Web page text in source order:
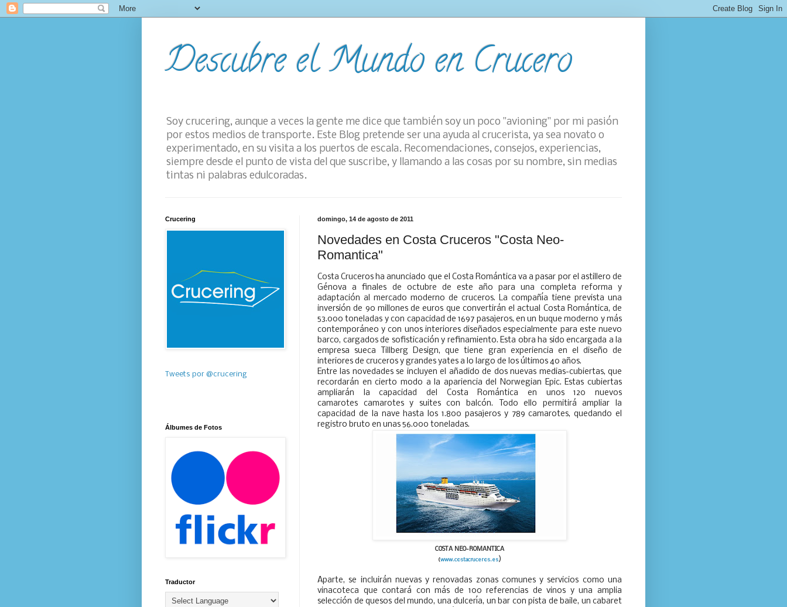
Descubre el Mundo en Crucero
Soy crucering, aunque a veces la gente me dice que también soy un poco "avioning" por mi pasión
por estos medios de transporte. Este Blog pretende ser una ayuda al crucerista, ya sea novato o
experimentado, en su visita a los puertos de escala. Recomendaciones, consejos, experiencias,
siempre desde el punto de vista del que suscribe, y llamando a las cosas por su nombre, sin medias
tintas ni palabras edulcoradas.
domingo, 14 de agosto de 2011
Novedades en Costa Cruceros "Costa Neo-
Romantica"
Costa Cruceros ha anunciado que el Costa Romántica va a pasar por el astillero de
Génova a finales de octubre de este año para una completa reforma y
adaptación al mercado moderno de cruceros. La compañía tiene prevista una
inversión de 90 millones de euros que convertirán el actual Costa Romántica, de
53.000 toneladas y con capacidad de 1697 pasajeros, en un buque moderno y más
contemporáneo y con unos interiores diseñados especialmente para este nuevo
barco, cargados de sofisticación y refinamiento. Esta obra ha sido encargada a la
empresa sueca Tillberg Design, que tiene gran experiencia en el diseño de
interiores de cruceros y grandes yates a lo largo de los últimos 40 años.
Entre las novedades se incluyen el añadido de dos nuevas medias-cubiertas, que
recordarán en cierto modo a la apariencia del Norwegian Epic. Estas cubiertas
ampliarán la capacidad del Costa Romántica en unos 120 nuevos
camarotes camarotes y suites con balcón. Todo ello permitirá ampliar la
capacidad de la nave hasta los 1.800 pasajeros y 789 camarotes, quedando el
registro bruto en unas 56.000 toneladas.
COSTA NEO-ROMANTICA
(www.costacruceros.es)
Aparte, se incluirán nuevas y renovadas zonas comunes y servicios como una
vinacoteca que contará con más de 100 referencias de vinos y una amplia
selección de quesos del mundo, una dulcería, un bar con pista de baile, un cabaret
Crucering
Tweets por @crucering
Álbumes de Fotos
Traductor